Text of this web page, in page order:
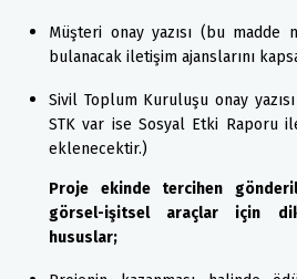
Müşteri onay yazısı (bu madde
bulanacak iletişim ajanslarını
Sivil Toplum Kuruluşu onay
STK var ise Sosyal Etki Raporu
eklenecektir.)
Proje ekinde tercihen
görsel-işitsel araçlar için
hususlar;